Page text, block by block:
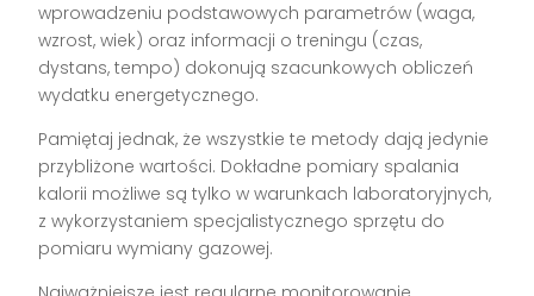
wprowadzeniu podstawowych parametrów (waga,
wzrost, wiek) oraz informacji o treningu (czas,
dystans, tempo) dokonują szacunkowych obliczeń
wydatku energetycznego.
Pamiętaj jednak, że wszystkie te metody dają jedynie
przybliżone wartości. Dokładne pomiary spalania
kalorii możliwe są tylko w warunkach laboratoryjnych,
z wykorzystaniem specjalistycznego sprzętu do
pomiaru wymiany gazowej.